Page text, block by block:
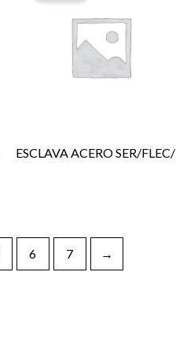
ESCLAVA ACERO SER/FLEC/
6 7 →